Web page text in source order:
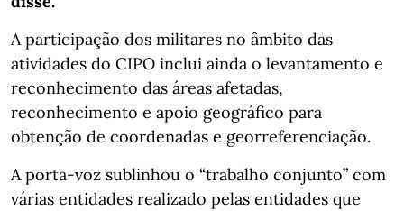
A participação dos militares no âmbito das
atividades do CIPO inclui ainda o levantamento e
reconhecimento das áreas afetadas,
reconhecimento e apoio geográfico para
obtenção de coordenadas e georreferenciação.
A porta-voz sublinhou o “trabalho conjunto” com
várias entidades realizado pelas entidades que